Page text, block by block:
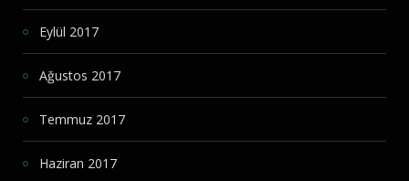
Eylül 2017
Ağustos 2017
Temmuz 2017
Haziran 2017